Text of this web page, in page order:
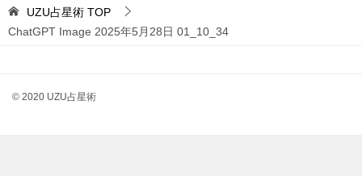
UZU占星術 TOP
ChatGPT Image 2025年5月28日 01_10_34
© 2020 UZU占星術